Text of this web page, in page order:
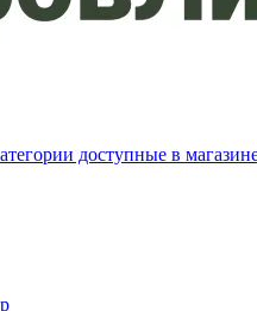
доступные в